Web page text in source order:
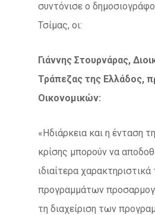
συντόνισε ο
Τσίμας, οι:
Γιάννης Στουρνάρας,
Τράπεζας της Ελλάδος,
Οικονομικών:
«Ηδιάρκεια και η ένταση
κρίσης μπορούν να
ιδιαίτερα
προγραμμάτων
τη διαχείριση των